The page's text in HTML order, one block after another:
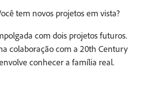
tem novos projetos em vista?
com dois projetos futuros.
colaboração com a 20th Century
conhecer a família real.